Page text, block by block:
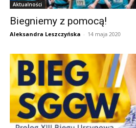
Aktualności
Biegniemy z pomocą!
Aleksandra Leszczyńska - 14 maja 2020